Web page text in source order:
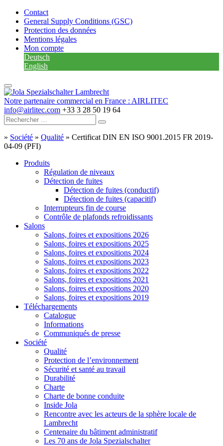
Contact
General Supply Conditions (GSC)
Protection des données
Mentions légales
Mon compte
Deutsch
English
Notre partenaire commercial en France : AIRLITEC
info@airlitec.com +33 3 28 50 19 64
» Société » Qualité » Certificat DIN EN ISO 9001.2015 FR 2019-
04-09 (PFI)
Produits
Régulation de niveaux
Détection de fuites
Détection de fuites (conductif)
Détection de fuites (capacitif)
Interrupteurs fin de course
Contrôle de plafonds refroidissants
Salons
Salons, foires et expositions 2026
Salons, foires et expositions 2025
Salons, foires et expositions 2024
Salons, foires et expositions 2023
Salons, foires et expositions 2022
Salons, foires et expositions 2021
Salons, foires et expositions 2020
Salons, foires et expositions 2019
Téléchargements
Catalogue
Informations
Communiqués de presse
Société
Qualité
Protection de l’environnement
Sécurité et santé au travail
Durabilité
Charte
Charte de bonne conduite
Inside Jola
Rencontre avec les acteurs de la sphère locale de
Lambrecht
Centenaire du bâtiment administratif
Les 70 ans de Jola Spezialschalter